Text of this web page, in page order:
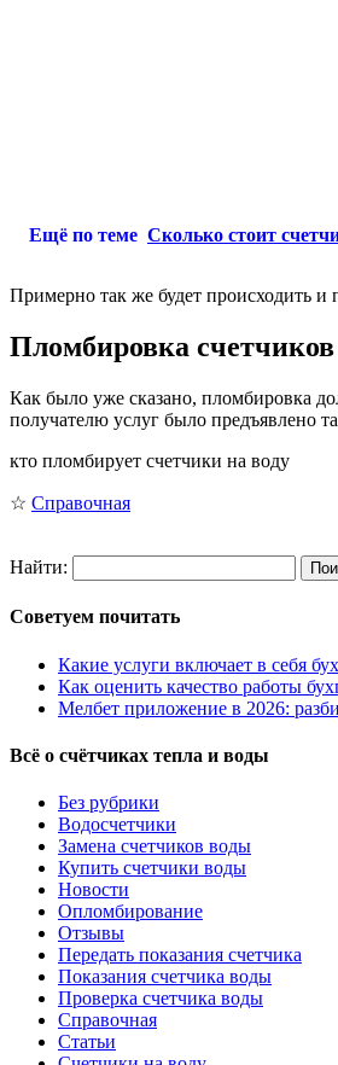
Ещё по теме Сколько стоит
Примерно так же будет происходить и
Пломбировка
Как было уже сказано, пломбировка
получателю услуг было предъявлено
кто пломбирует счетчики на воду
☆ Справочная
Найти:
Советуем почитать
Какие услуги включает в себя
Как оценить качество работы
Мелбет приложение в 2026:
Всё о счётчиках тепла и воды
Без рубрики
Водосчетчики
Замена счетчиков воды
Купить счетчики воды
Новости
Опломбирование
Отзывы
Передать показания счетчика
Показания счетчика воды
Проверка счетчика воды
Справочная
Статьи